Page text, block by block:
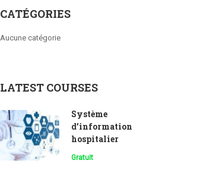
CATÉGORIES
Aucune catégorie
LATEST COURSES
Système
d’information
hospitalier
Gratuit